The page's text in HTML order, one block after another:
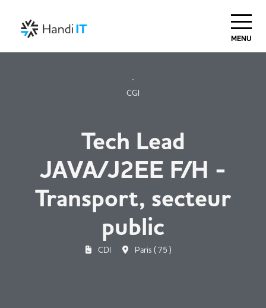
MENU
CGI
Tech Lead
JAVA/J2EE F/H -
Transport, secteur
public
CDI Paris ( 75 )